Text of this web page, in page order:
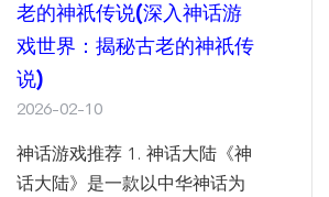
老的神祇传说(深入神话游
戏世界：揭秘古老的神祇传
说)
2026-02-10
神话游戏推荐 1. 神话大陆《神
话大陆》是一款以中华神话为